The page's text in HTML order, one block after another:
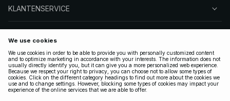
KLANTENSERVICE
VOLG ONS
LEGAAL